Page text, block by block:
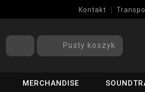
Kontakt
Pusty koszyk
MERCHANDISE